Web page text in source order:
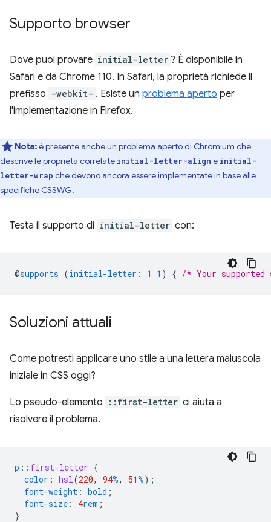
Supporto browser
Dove puoi provare initial-letter ? È disponibile in
Safari e da Chrome 110. In Safari, la proprietà richiede il
prefisso -webkit- . Esiste un problema aperto per
l'implementazione in Firefox.
Nota:è presente anche un problema aperto di Chromium che
descrive le proprietà correlate initial-letter-align e initial-
letter-wrap che devono ancora essere implementate in base alle
specifiche CSSWG.
Testa il supporto di initial-letter con:
@supports (initial-letter : 1 1 ) { /* Your
Soluzioni attuali
Come potresti applicare uno stile a una lettera maiuscola
iniziale in CSS oggi?
Lo pseudo-elemento ::first-letter ci aiuta a
risolvere il problema.
p :: first-letter {
color : hsl(220, 94%, 51%);
font-weight : bold ;
font-size : 4rem ;
}